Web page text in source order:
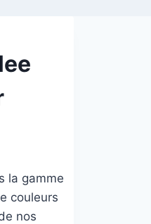
la gamme
couleurs
nos